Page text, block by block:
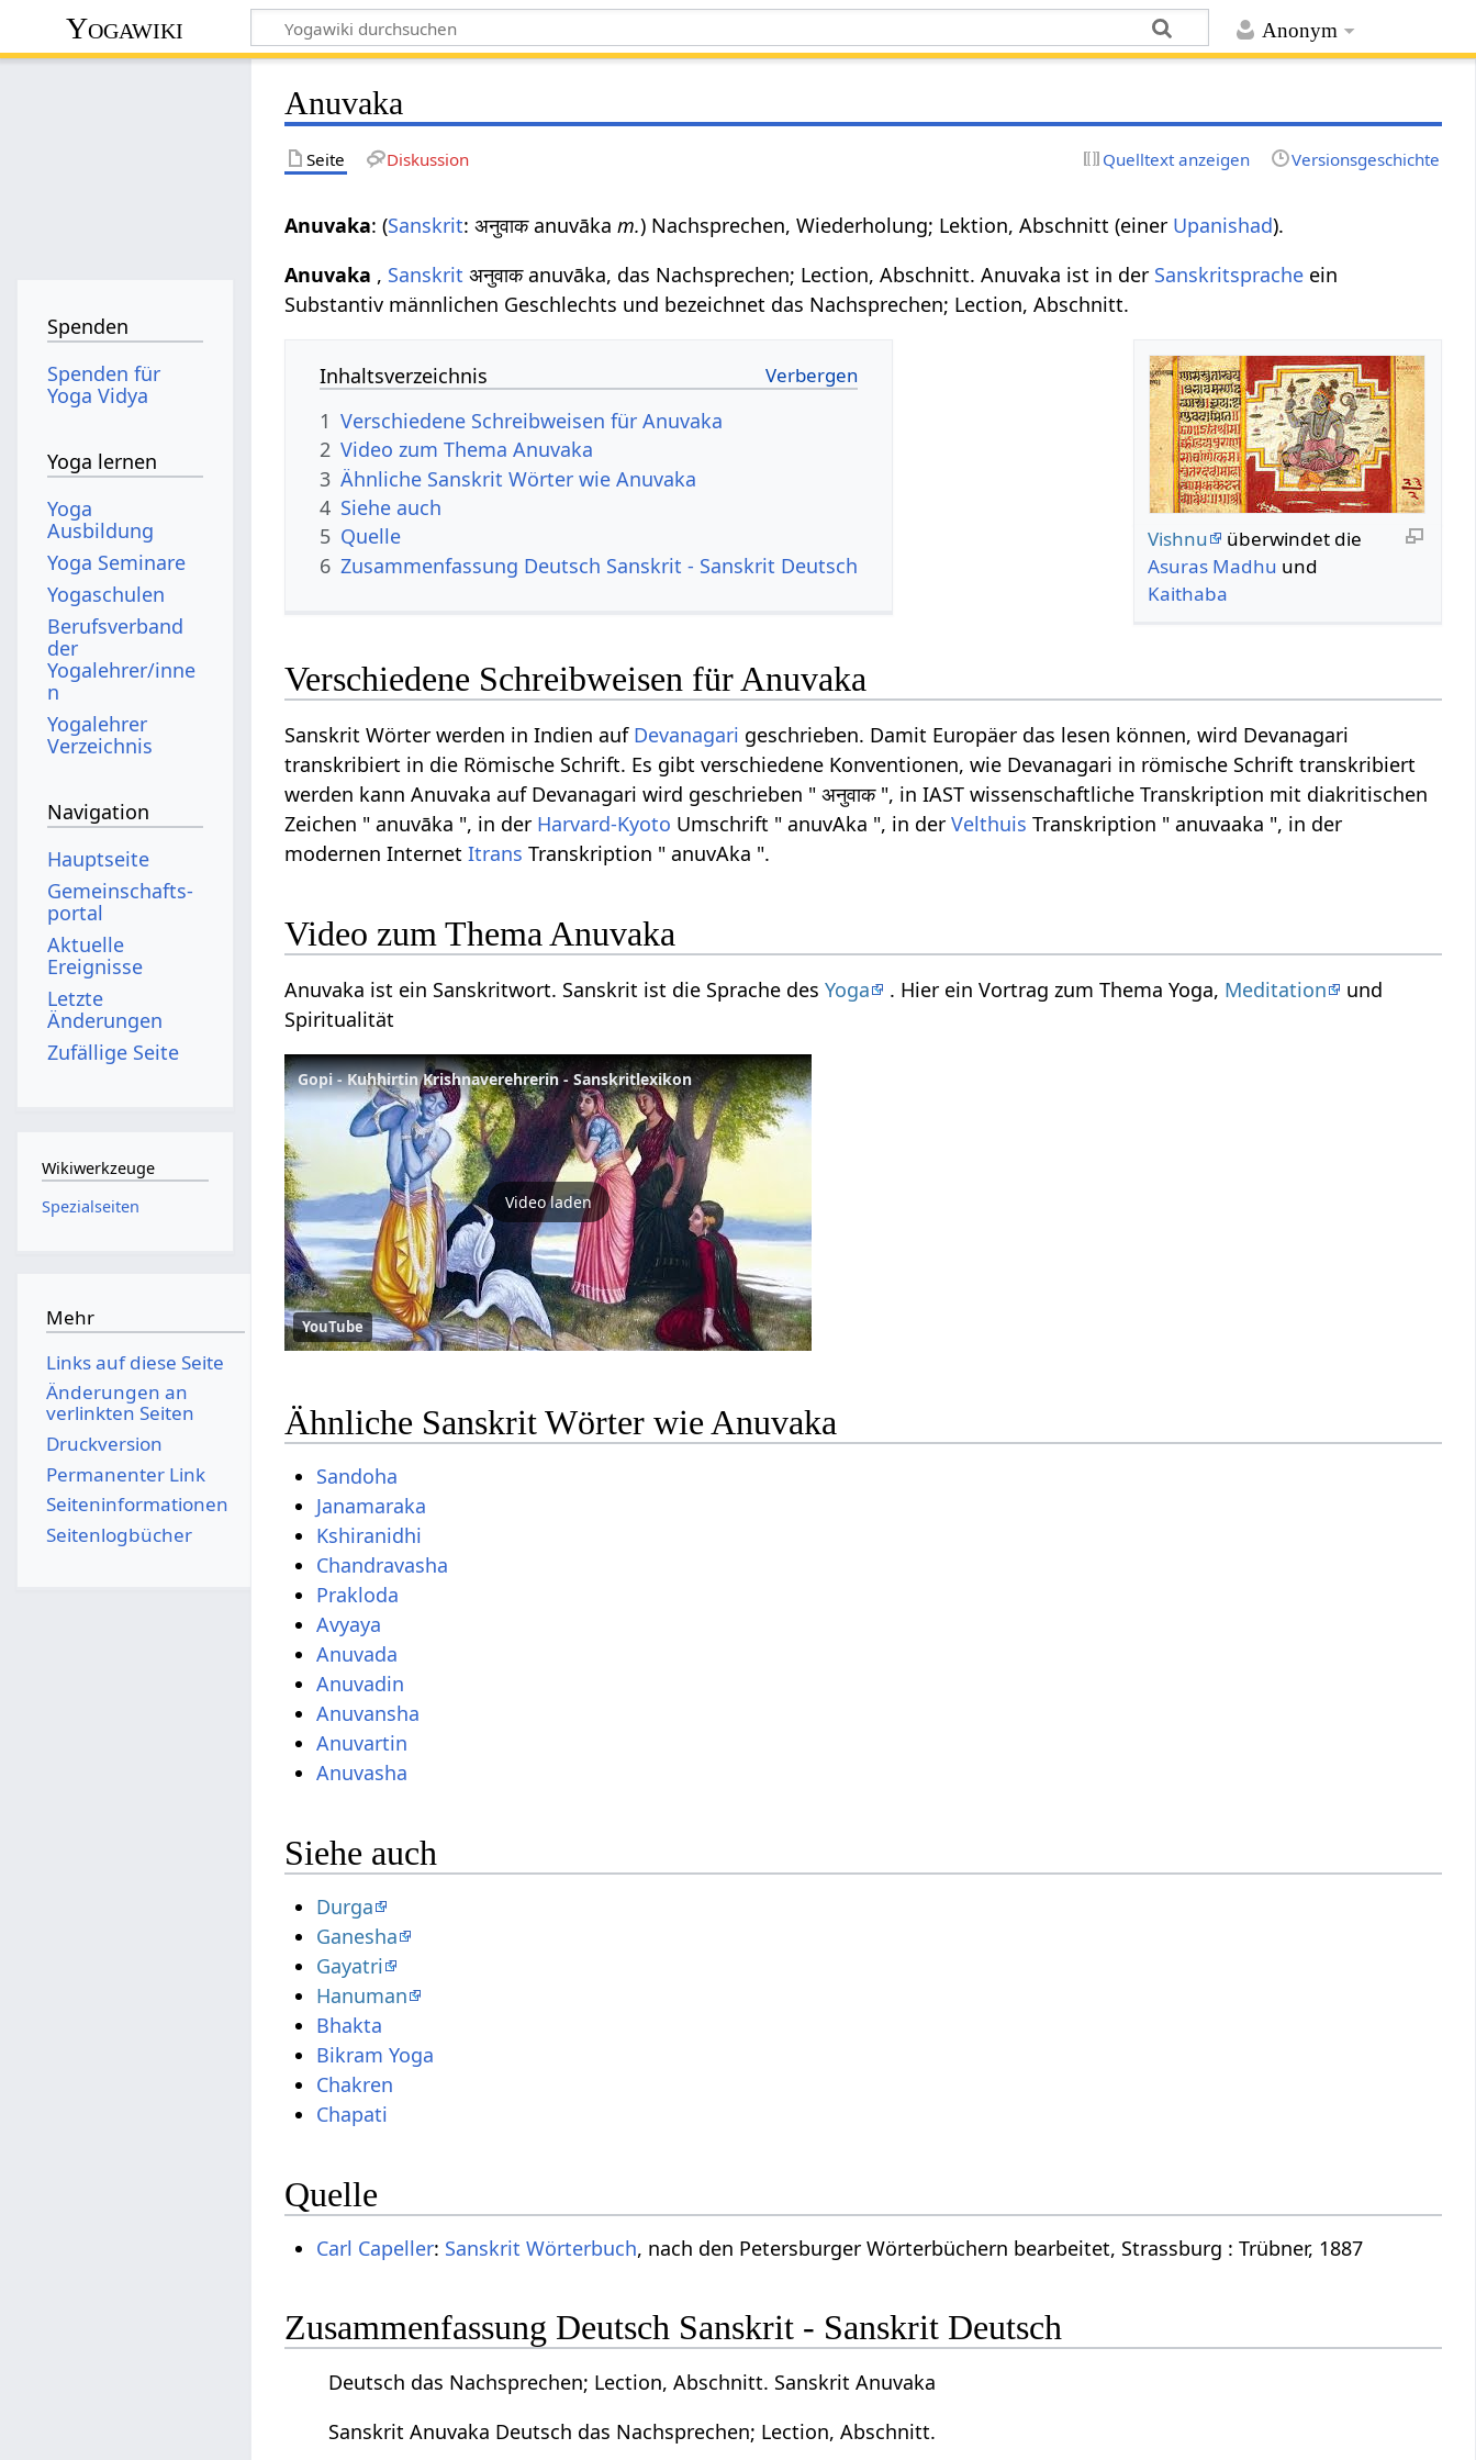
Anonym
Yogawiki
Anuvaka
Seite Diskussion Quelltext anzeigen Versionsgeschichte
Anuvaka: (Sanskrit: अनुवाक anuvākam.) Nachsprechen, Wiederholung; Lektion, Abschnitt (einer Upanishad).
Anuvaka , Sanskrit अनुवाक anuvāka, das Nachsprechen; Lection, Abschnitt. Anuvaka ist in der Sanskritsprache ein
Substantiv männlichen Geschlechts und bezeichnet das Nachsprechen; Lection, Abschnitt.
Vishnu
überwindet die
Asuras Madhu und
Kaithaba
Inhaltsverzeichnis
1 Verschiedene Schreibweisen für Anuvaka
2 Video zum Thema Anuvaka
3 Ähnliche Sanskrit Wörter wie Anuvaka
4 Siehe auch
5 Quelle
6 Zusammenfassung Deutsch Sanskrit - Sanskrit Deutsch
Verschiedene Schreibweisen für Anuvaka
Sanskrit Wörter werden in Indien auf Devanagari geschrieben. Damit Europäer das lesen können, wird Devanagari
transkribiert in die Römische Schrift. Es gibt verschiedene Konventionen, wie Devanagari in römische Schrift transkribiert
werden kann Anuvaka auf Devanagari wird geschrieben " अनुवाक ", in IAST wissenschaftliche Transkription mit diakritischen
Zeichen " anuvāka ", in der Harvard-Kyoto Umschrift " anuvAka ", in derVelthuis Transkription " anuvaaka ", in der
modernen InternetItrans Transkription " anuvAka ".
Video zum Thema Anuvaka
Anuvaka ist ein Sanskritwort. Sanskrit ist die Sprache desYoga . Hier ein Vortrag zum Thema Yoga, Meditation
und
Spiritualität
Gopi - Kuhhirtin Krishnaverehrerin - Sanskritlexikon
Video laden
YouTube
Ähnliche Sanskrit Wörter wie Anuvaka
Sandoha
Janamaraka
Kshiranidhi
Chandravasha
Prakloda
Avyaya
Anuvada
Anuvadin
Anuvansha
Anuvartin
Anuvasha
Siehe auch
Durga
Ganesha
Gayatri
Hanuman
Bhakta
Bikram Yoga
Chakren
Chapati
Quelle
Carl Capeller: Sanskrit Wörterbuch, nach den Petersburger Wörterbüchern bearbeitet, Strassburg : Trübner, 1887
Zusammenfassung Deutsch Sanskrit - Sanskrit Deutsch
Deutsch das Nachsprechen; Lection, Abschnitt. Sanskrit Anuvaka
Sanskrit Anuvaka Deutsch das Nachsprechen; Lection, Abschnitt.
Spenden
Spenden für
Yoga Vidya
Yoga lernen
Yoga
Ausbildung
Yoga Seminare
Yogaschulen
Berufsverband
der
Yogalehrer/inne
n
Yogalehrer
Verzeichnis
Navigation
Hauptseite
Gemeinschafts­
portal
Aktuelle
Ereignisse
Letzte
Änderungen
Zufällige Seite
Wikiwerkzeuge
Spezialseiten
Mehr
Links auf diese Seite
Änderungen an
verlinkten Seiten
Druckversion
Permanenter Link
Seiten­­informationen
Seitenlogbücher